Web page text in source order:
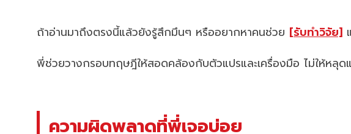
ถ้าอ่านมาถึงตรงนี้แล้วยังรู้สึกมึนๆ หรืออยากหาคนช่วย [รับทำวิจัย]
พี่ช่วยวางกรอบทฤษฎีให้สอดคล้องกับตัวแปรและเครื่องมือ ไม่ให้หลุด
ความผิดพลาดที่พี่เจอบ่อย